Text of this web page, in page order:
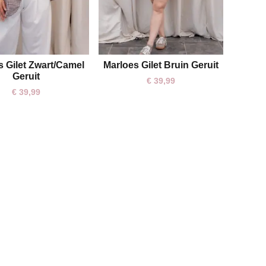
One size
Gilet Zwart/Camel
Geruit
€ 39,99
One size
Marloes Gilet Bruin Geruit
€39,99